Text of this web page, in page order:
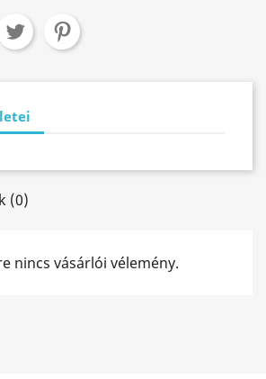
(0)
nincs vásárlói vélemény.